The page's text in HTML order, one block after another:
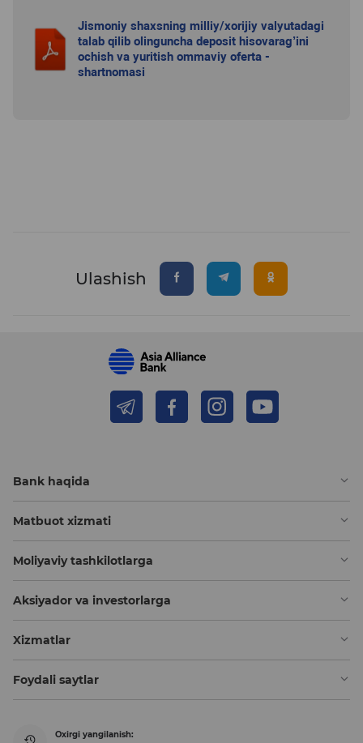
Jismoniy shaxsning milliy/xorijiy valyutadagi
talab qilib olinguncha deposit hisovarag’ini
ochish va yuritish ommaviy oferta -
shartnomasi
Ulashish
Bank haqida
Matbuot xizmati
Moliyaviy tashkilotlarga
Aksiyador va investorlarga
Xizmatlar
Foydali saytlar
Oxirgi yangilanish: